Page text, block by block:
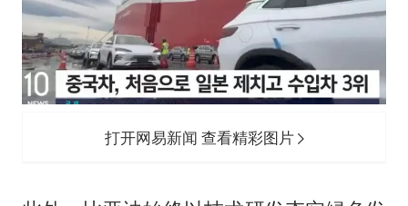
打开网易新闻 查看精彩图片